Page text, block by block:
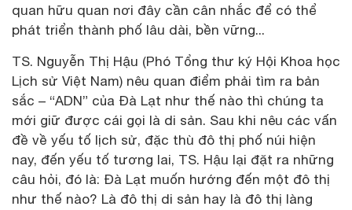
quan hữu quan nơi đây cần cân nhắc để có thể
phát triển thành phố lâu dài, bền vững...
TS. Nguyễn Thị Hậu (Phó Tổng thư ký Hội Khoa học
Lịch sử Việt Nam) nêu quan điểm phải tìm ra bản
sắc – “ADN” của Đà Lạt như thế nào thì chúng ta
mới giữ được cái gọi là di sản. Sau khi nêu các vấn
đề về yếu tố lịch sử, đặc thù đô thị phố núi hiện
nay, đến yếu tố tương lai, TS. Hậu lại đặt ra những
câu hỏi, đó là: Đà Lạt muốn hướng đến một đô thị
như thế nào? Là đô thị di sản hay là đô thị làng